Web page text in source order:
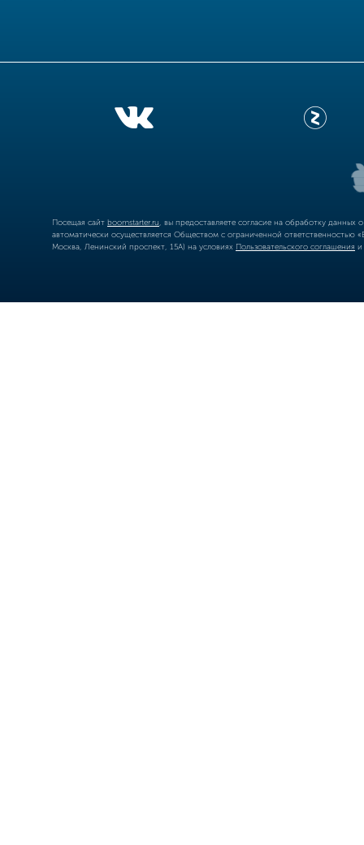
Посещая сайт boomstarter.ru , вы предоставляете согласие на обработку
автоматически осуществляется Обществом с ограниченной
Москва, Ленинский проспект, 15А) на условиях Пользовательского соглашения и